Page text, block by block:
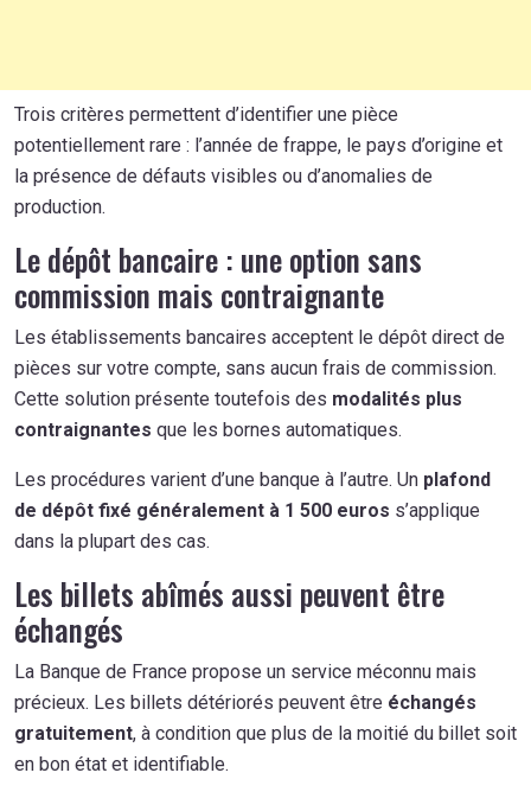
Trois critères permettent d’identifier une pièce
potentiellement rare : l’année de frappe, le pays d’origine et
la présence de défauts visibles ou d’anomalies de
production.
Le dépôt bancaire : une option sans
commission mais contraignante
Les établissements bancaires acceptent le dépôt direct de
pièces sur votre compte, sans aucun frais de commission.
Cette solution présente toutefois des modalités plus
contraignantes que les bornes automatiques.
Les procédures varient d’une banque à l’autre. Un plafond
de dépôt fixé généralement à 1 500 euros s’applique
dans la plupart des cas.
Les billets abîmés aussi peuvent être
échangés
La Banque de France propose un service méconnu mais
précieux. Les billets détériorés peuvent être échangés
gratuitement, à condition que plus de la moitié du billet soit
en bon état et identifiable.